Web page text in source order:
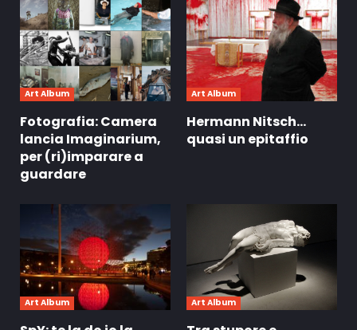
Art Album
Fotografia: Camera
lancia Imaginarium,
per (ri)imparare a
guardare
Art Album
Hermann Nitsch…
quasi un epitaffio
Art Album Art Album